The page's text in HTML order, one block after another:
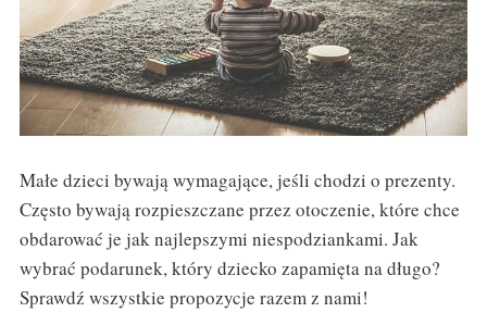
Małe dzieci bywają wymagające, jeśli chodzi o prezenty.
Często bywają rozpieszczane przez otoczenie, które chce
obdarować je jak najlepszymi niespodziankami. Jak
wybrać podarunek, który dziecko zapamięta na długo?
Sprawdź wszystkie propozycje razem z nami!